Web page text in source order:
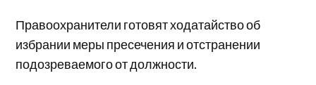
Правоохранители готовят ходатайство об
избрании меры пресечения и отстранении
подозреваемого от должности.